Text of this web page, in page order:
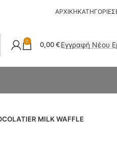
ΑΡΧΙΚΗΚΑΤΗΓΟΡΙΕΣ
0 0,00€Εγγραφή Νέου
MILK WAFFLE